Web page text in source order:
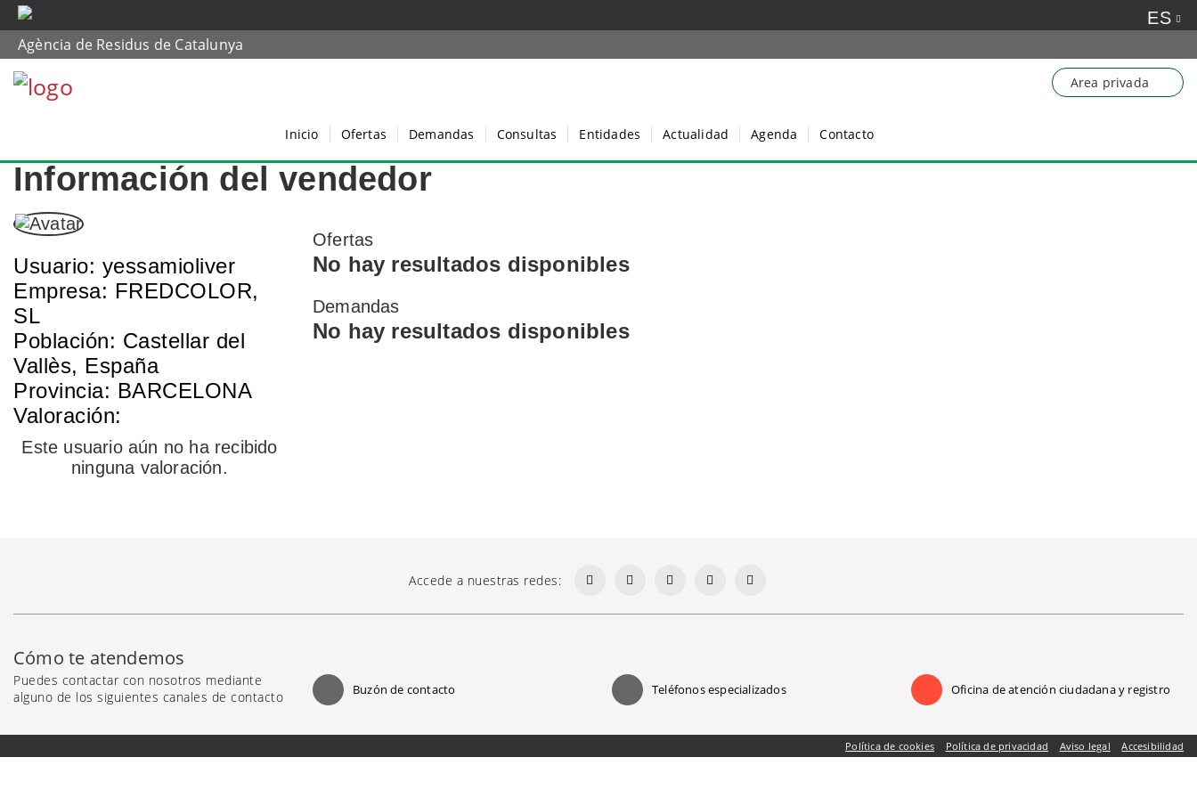
ES
Agència de Residus de Catalunya
Inicio Ofertas Demandas Consultas Entidades Actualidad Agenda Contacto
Area privada
Información del vendedor
Usuario: yessamioliver
Empresa: FREDCOLOR,
SL
Población: Castellar del
Vallès, España
Provincia: BARCELONA
Valoración:
Este usuario aún no ha recibido
ninguna valoración.
Ofertas
No hay resultados disponibles
Demandas
No hay resultados disponibles
Accede a nuestras redes:
Cómo te atendemos
Puedes contactar con nosotros mediante
alguno de los siguientes canales de contacto
Buzón de contacto Teléfonos especializados Oficina de atención ciudadana y registro
Política de cookies| Política de privacidad Aviso legal |Accesibilidad